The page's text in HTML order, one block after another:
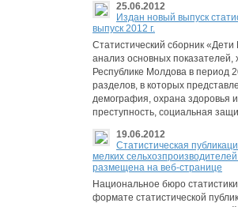
25.06.2012
Издан новый выпуск
выпуск 2012 г.
Статистический сборник
анализ основных
Республике Молдова в период
разделов, в которых
демография, охрана здоровья
преступность, социальная
19.06.2012
Статистическая
мелких
размещенa на веб-странице
Национальное бюро
формате статистической